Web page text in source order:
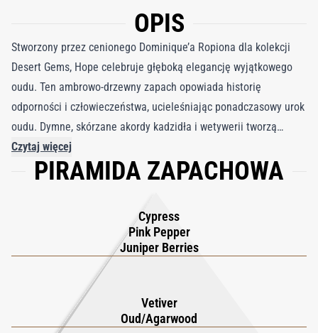
OPIS
Stworzony przez cenionego Dominique’a Ropiona dla kolekcji
Desert Gems, Hope celebruje głęboką elegancję wyjątkowego
oudu. Ten ambrowo-drzewny zapach opowiada historię
odporności i człowieczeństwa, ucieleśniając ponadczasowy urok
oudu. Dymne, skórzane akordy kadzidła i wetywerii tworzą
bogatą, ugruntowaną bazę, podczas gdy różowy pieprz, cyprys i
jałowiec wnoszą świeżą, pikantną energię, podkreślając
trzecie arcydzieło w kolekcji Desert Gems, stanowi hołd dla
niegasnącego ducha nadziei, jednego z fundamentów świata.
Idealnie skomponowany dla tych, którzy poszukują zapachu o
głębokim charakterze i wyrafinowanej elegancji, Hope
pozostawia trwałe wrażenie ponadczasowej klasy. To prawdziwy
klejnot, który zaprasza do odkrywania tego, co niezwykłe.
Czytaj więcej
PIRAMIDA ZAPACHOWA
Cypress
Pink Pepper
Juniper Berries
Vetiver
Oud/Agarwood